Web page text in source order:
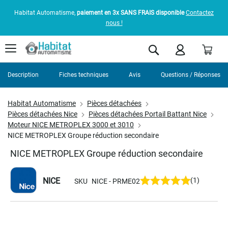
Habitat Automatisme, paiement en 3x SANS FRAIS disponible Contactez
nous !
Rechercher
Habitat Automatisme
Pièces détachées
Pièces détachées Nice
Pièces détachées Portail Battant Nice
Moteur NICE METROPLEX 3000 et 3010
NICE METROPLEX Groupe réduction secondaire
NICE METROPLEX Groupe réduction secondaire
NICE SKU NICE - PRME02 (1)
Description Fiches techniques Avis Questions / Réponses